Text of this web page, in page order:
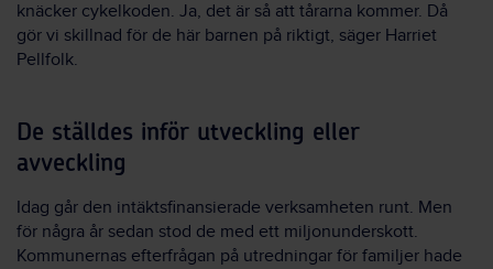
knäcker cykelkoden. Ja, det är så att tårarna kommer. Då
gör vi skillnad för de här barnen på riktigt, säger Harriet
Pellfolk.
De ställdes inför utveckling eller
avveckling
Idag går den intäktsfinansierade verksamheten runt. Men
för några år sedan stod de med ett miljonunderskott.
Kommunernas efterfrågan på utredningar för familjer hade